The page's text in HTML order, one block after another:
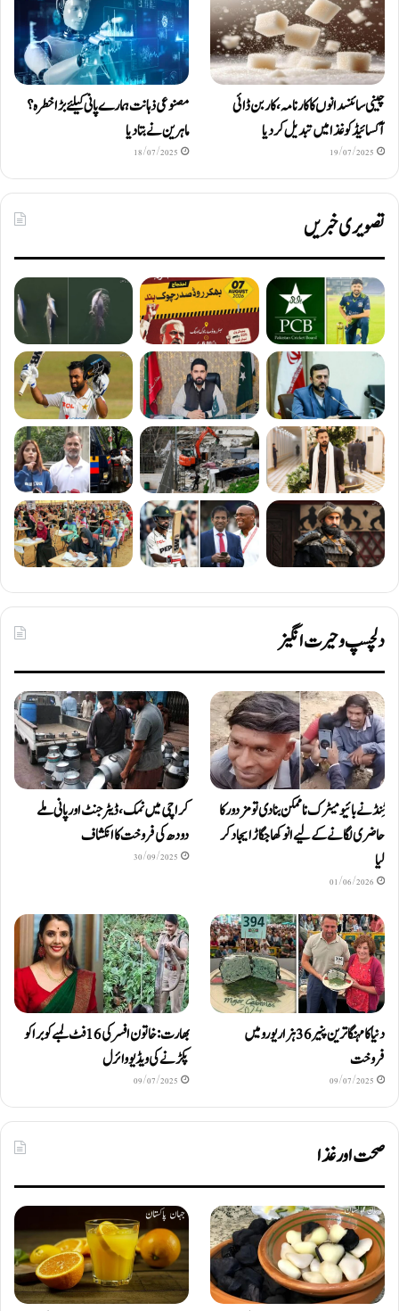
چینی سائنسدانوں کا کارنامہ، کاربن ڈائی
آکسائیڈ کو غذا میں تبدیل کردیا
19/07/2025
مصنوعی ذہانت ہمارے پانی کیلئے بڑا خطرہ؟
ماہرین نے بتا دیا
18/07/2025
تصویری خبریں
دلچسپ و حیرت انگیز
ٹِنڈ نے بائیومیٹرک ناممکن بنا دی تو مزدور کا
حاضری لگانے کے لیے انوکھا جگاڑ ایجاد کر
لیا
01/06/2026
کراچی میں نمک، ڈیٹرجنٹ اور پانی ملے
دودھ کی فروخت کا انکشاف
30/09/2025
دنیا کا مہنگا ترین پنیر 36 ہزار یورو میں
فروخت
09/07/2025
بھارت: خاتون افسر کی 16 فٹ لمبے کوبرا کو
پکڑنے کی ویڈیو وائرل
09/07/2025
صحت اور غذا